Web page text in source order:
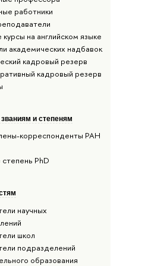
работники
на английском языке
академических надбавок
кадровый резерв
кадровый резерв
и степеням
корреспонденты РАН
PhD
научных
школ
подразделений
образования